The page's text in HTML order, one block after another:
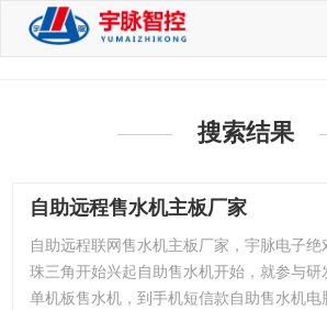
搜索结果
自助远程售水机主板厂家
自助远程联网售水机主板厂家，宇脉电子绝
珠三角开始兴起自助售水机开始，就参与研
单机板售水机，到手机短信款自助售水机电